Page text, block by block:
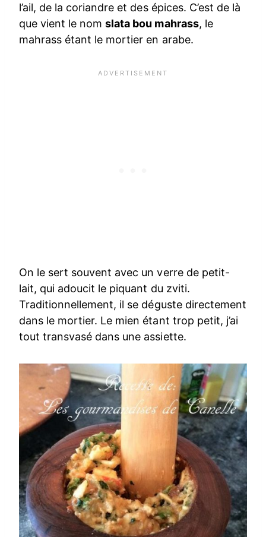
l’ail, de la coriandre et des épices. C’est de là
que vient le nomslata bou mahrass, le
mahrass étant le mortier en arabe.
On le sert souvent avec un verre de petit-
lait, qui adoucit le piquant du zviti.
Traditionnellement, il se déguste directement
dans le mortier. Le mien étant trop petit, j’ai
tout transvasé dans une assiette.